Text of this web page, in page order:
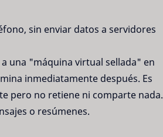
sin enviar datos a servidores
una "máquina virtual sellada" en
inmediatamente después. Es
pero no retiene ni comparte nada.
o resúmenes.